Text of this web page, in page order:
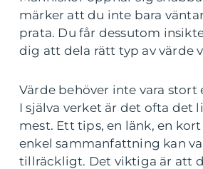
märker att du inte bara
prata. Du får dessutom
dig att dela rätt typ av värde
Värde behöver inte vara stort
I själva verket är det ofta det
mest. Ett tips, en länk, en
enkel sammanfattning kan
tillräckligt. Det viktiga är att